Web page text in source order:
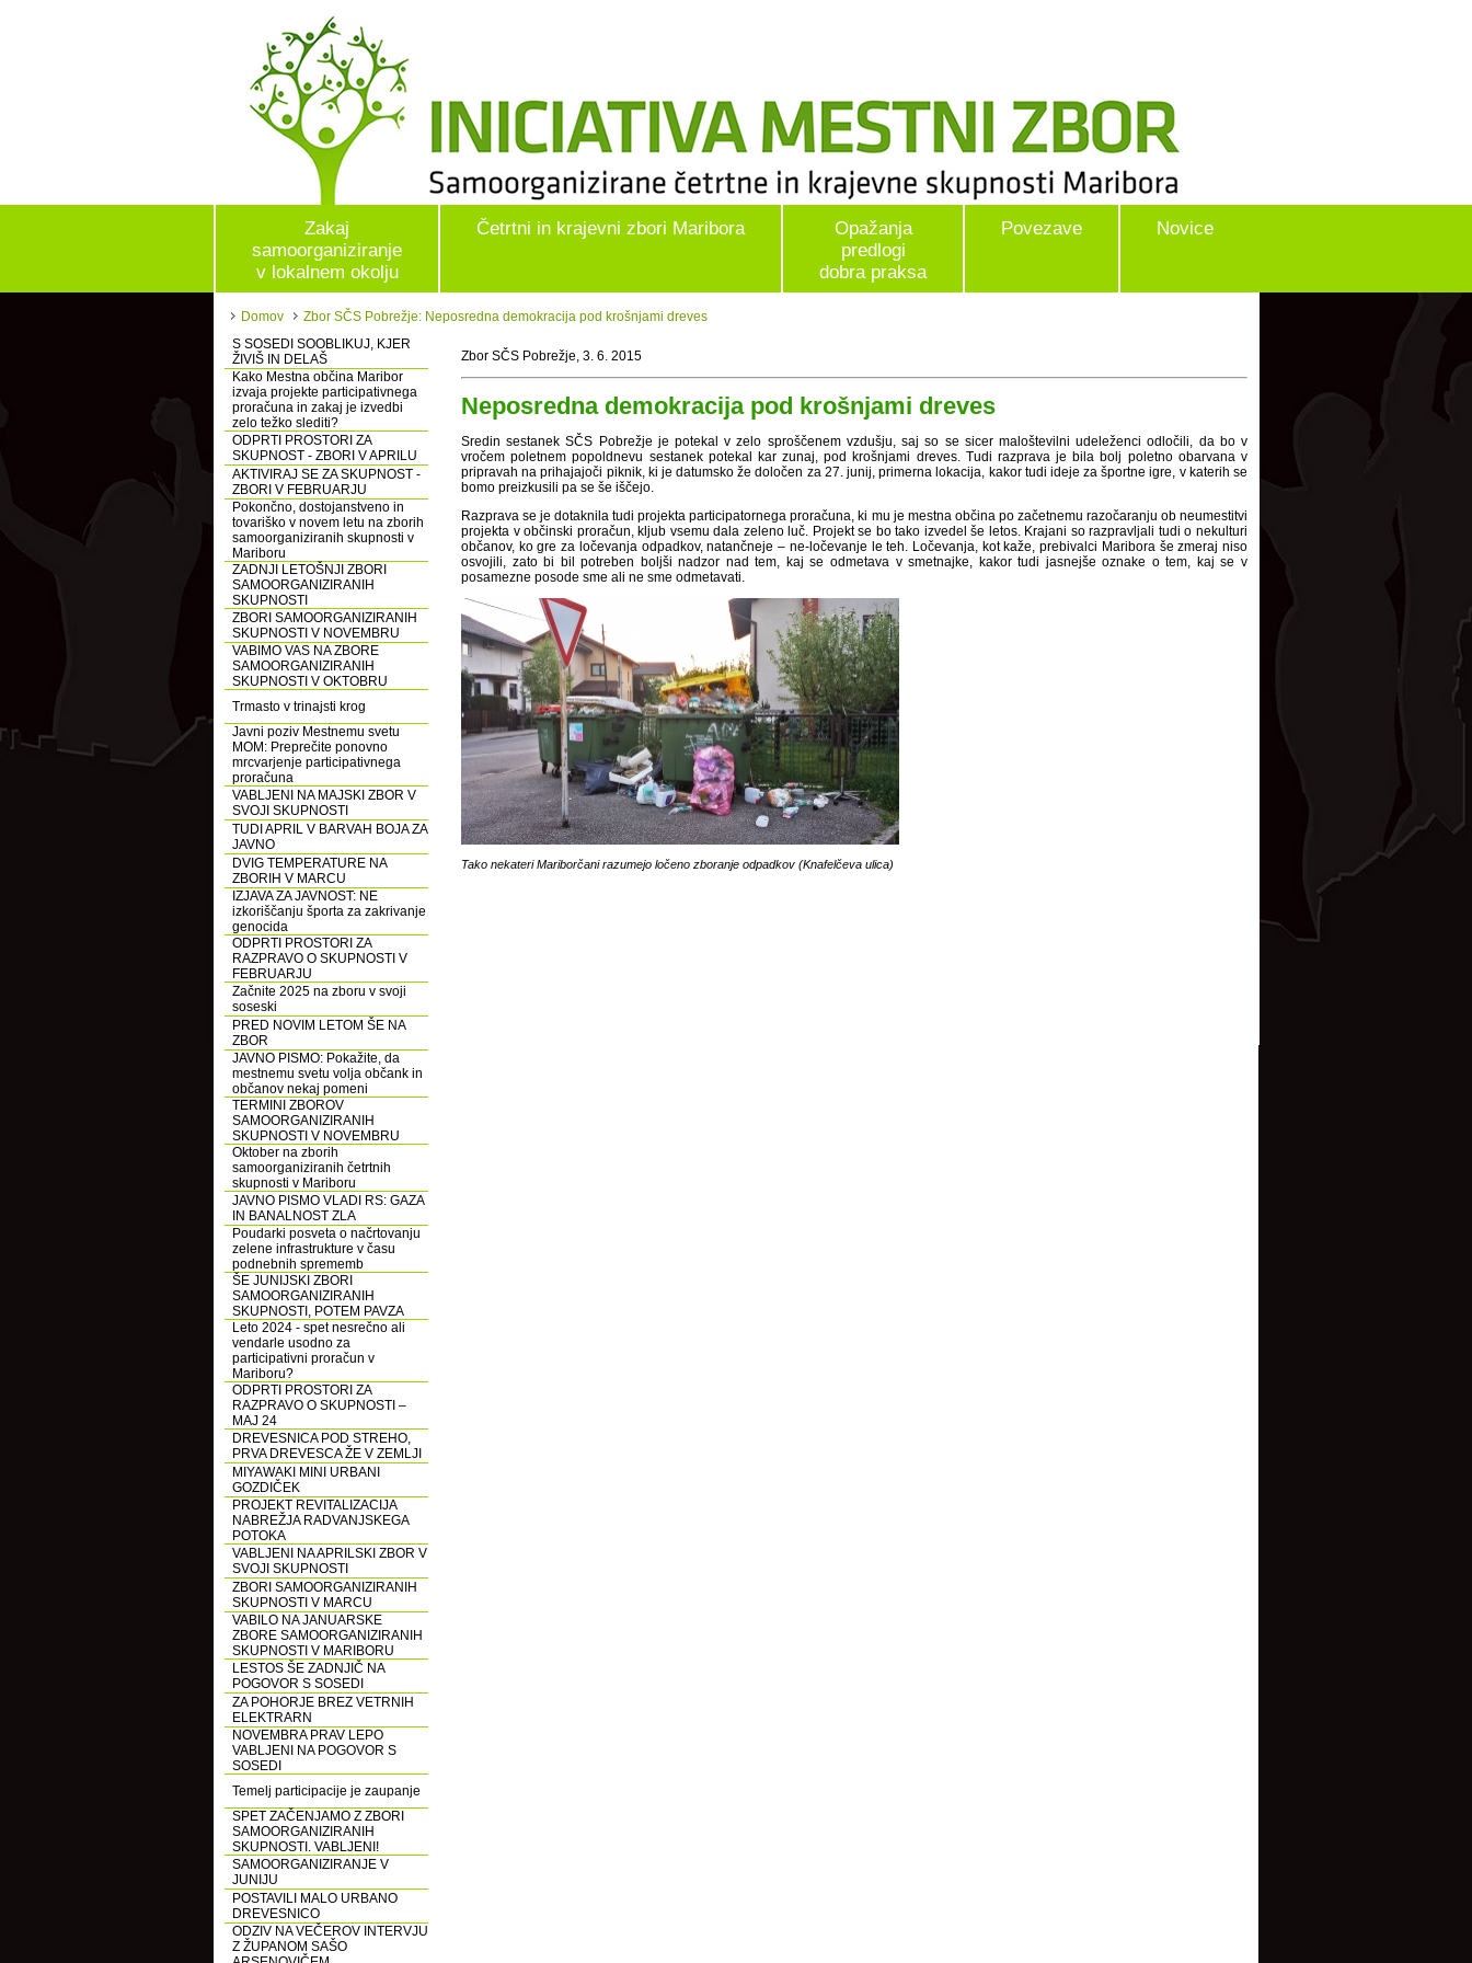
Zakaj
samoorganiziranje
v lokalnem okolju
Četrtni in krajevni zbori Maribora
Opažanja
predlogi
dobra praksa
Povezave Novice
Domov
Zbor SČS Pobrežje: Neposredna demokracija pod krošnjami dreves
S SOSEDI SOOBLIKUJ, KJER
ŽIVIŠ IN DELAŠ
Kako Mestna občina Maribor
izvaja projekte participativnega
proračuna in zakaj je izvedbi
zelo težko slediti?
ODPRTI PROSTORI ZA
SKUPNOST - ZBORI V APRILU
AKTIVIRAJ SE ZA SKUPNOST -
ZBORI V FEBRUARJU
Pokončno, dostojanstveno in
tovariško v novem letu na zborih
samoorganiziranih skupnosti v
Mariboru
ZADNJI LETOŠNJI ZBORI
SAMOORGANIZIRANIH
SKUPNOSTI
ZBORI SAMOORGANIZIRANIH
SKUPNOSTI V NOVEMBRU
VABIMO VAS NA ZBORE
SAMOORGANIZIRANIH
SKUPNOSTI V OKTOBRU
Trmasto v trinajsti krog
Javni poziv Mestnemu svetu
MOM: Preprečite ponovno
mrcvarjenje participativnega
proračuna
VABLJENI NA MAJSKI ZBOR V
SVOJI SKUPNOSTI
TUDI APRIL V BARVAH BOJA ZA
JAVNO
DVIG TEMPERATURE NA
ZBORIH V MARCU
IZJAVA ZA JAVNOST: NE
izkoriščanju športa za zakrivanje
genocida
ODPRTI PROSTORI ZA
RAZPRAVO O SKUPNOSTI V
FEBRUARJU
Začnite 2025 na zboru v svoji
soseski
PRED NOVIM LETOM ŠE NA
ZBOR
JAVNO PISMO: Pokažite, da
mestnemu svetu volja občank in
občanov nekaj pomeni
TERMINI ZBOROV
SAMOORGANIZIRANIH
SKUPNOSTI V NOVEMBRU
Oktober na zborih
samoorganiziranih četrtnih
skupnosti v Mariboru
JAVNO PISMO VLADI RS: GAZA
IN BANALNOST ZLA
Poudarki posveta o načrtovanju
zelene infrastrukture v času
podnebnih sprememb
ŠE JUNIJSKI ZBORI
SAMOORGANIZIRANIH
SKUPNOSTI, POTEM PAVZA
Leto 2024 - spet nesrečno ali
vendarle usodno za
participativni proračun v
Mariboru?
ODPRTI PROSTORI ZA
RAZPRAVO O SKUPNOSTI –
MAJ 24
DREVESNICA POD STREHO,
PRVA DREVESCA ŽE V ZEMLJI
MIYAWAKI MINI URBANI
GOZDIČEK
PROJEKT REVITALIZACIJA
NABREŽJA RADVANJSKEGA
POTOKA
VABLJENI NA APRILSKI ZBOR V
SVOJI SKUPNOSTI
ZBORI SAMOORGANIZIRANIH
SKUPNOSTI V MARCU
VABILO NA JANUARSKE
ZBORE SAMOORGANIZIRANIH
SKUPNOSTI V MARIBORU
LESTOS ŠE ZADNJIČ NA
POGOVOR S SOSEDI
ZA POHORJE BREZ VETRNIH
ELEKTRARN
NOVEMBRA PRAV LEPO
VABLJENI NA POGOVOR S
SOSEDI
Temelj participacije je zaupanje
SPET ZAČENJAMO Z ZBORI
SAMOORGANIZIRANIH
SKUPNOSTI. VABLJENI!
SAMOORGANIZIRANJE V
JUNIJU
POSTAVILI MALO URBANO
DREVESNICO
ODZIV NA VEČEROV INTERVJU
Z ŽUPANOM SAŠO
Zbor SČS Pobrežje, 3. 6. 2015
Neposredna demokracija pod krošnjami dreves
Sredin sestanek SČS Pobrežje je potekal v zelo sproščenem vzdušju, saj so se sicer maloštevilni udeleženci odločili, da bo v
vročem poletnem popoldnevu sestanek potekal kar zunaj, pod krošnjami dreves. Tudi razprava je bila bolj poletno obarvana v
pripravah na prihajajoči piknik, ki je datumsko že določen za 27. junij, primerna lokacija, kakor tudi ideje za športne igre, v katerih se
bomo preizkusili pa se še iščejo.
Razprava se je dotaknila tudi projekta participatornega proračuna, ki mu je mestna občina po začetnemu razočaranju ob neumestitvi
projekta v občinski proračun, kljub vsemu dala zeleno luč. Projekt se bo tako izvedel še letos. Krajani so razpravljali tudi o nekulturi
občanov, ko gre za ločevanja odpadkov, natančneje – ne-ločevanje le teh. Ločevanja, kot kaže, prebivalci Maribora še zmeraj niso
osvojili, zato bi bil potreben boljši nadzor nad tem, kaj se odmetava v smetnajke, kakor tudi jasnejše oznake o tem, kaj se v
posamezne posode sme ali ne sme odmetavati.
Tako nekateri Mariborčani razumejo ločeno zboranje odpadkov (Knafelčeva ulica)